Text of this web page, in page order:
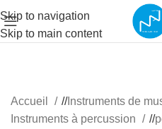
Skip to navigation
Skip to main content
Accueil / Instruments de
Instruments à percussion
/